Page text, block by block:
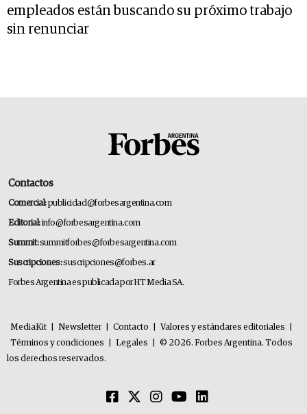
empleados están buscando su próximo trabajo
sin renunciar
Contactos
Comercial:publicidad@forbesargentina.com
Editorial:info@forbesargentina.com
Summit:summitforbes@forbesargentina.com
Suscripciones:suscripciones@forbes.ar
Forbes Argentina es publicada por HT Media SA.
MediaKit Newsletter Contacto Valores y estándares editoriales
Términos y condiciones
Legales
© 2026. Forbes Argentina. Todos
los derechos reservados.